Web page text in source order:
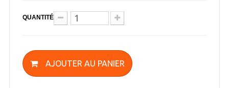
QUANTITÉ
AJOUTER AU PANIER